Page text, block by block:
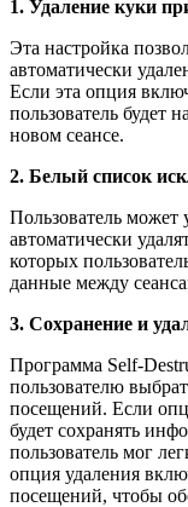
1. Удаление куки
Эта настройка
автоматически
Если эта опция
пользователь будет
новом сеансе.
2. Белый список
Пользователь может
автоматически
которых
данные между
3. Сохранение и
Программа Self-
пользователю
посещений. Если
будет сохранять
пользователь мог
опция удаления
посещений, чтобы